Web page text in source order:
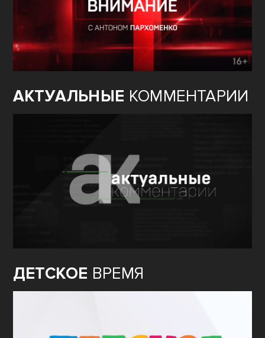
АКТУАЛЬНЫЕ КОММЕНТАРИИ
ДЕТСКОЕ ВРЕМЯ